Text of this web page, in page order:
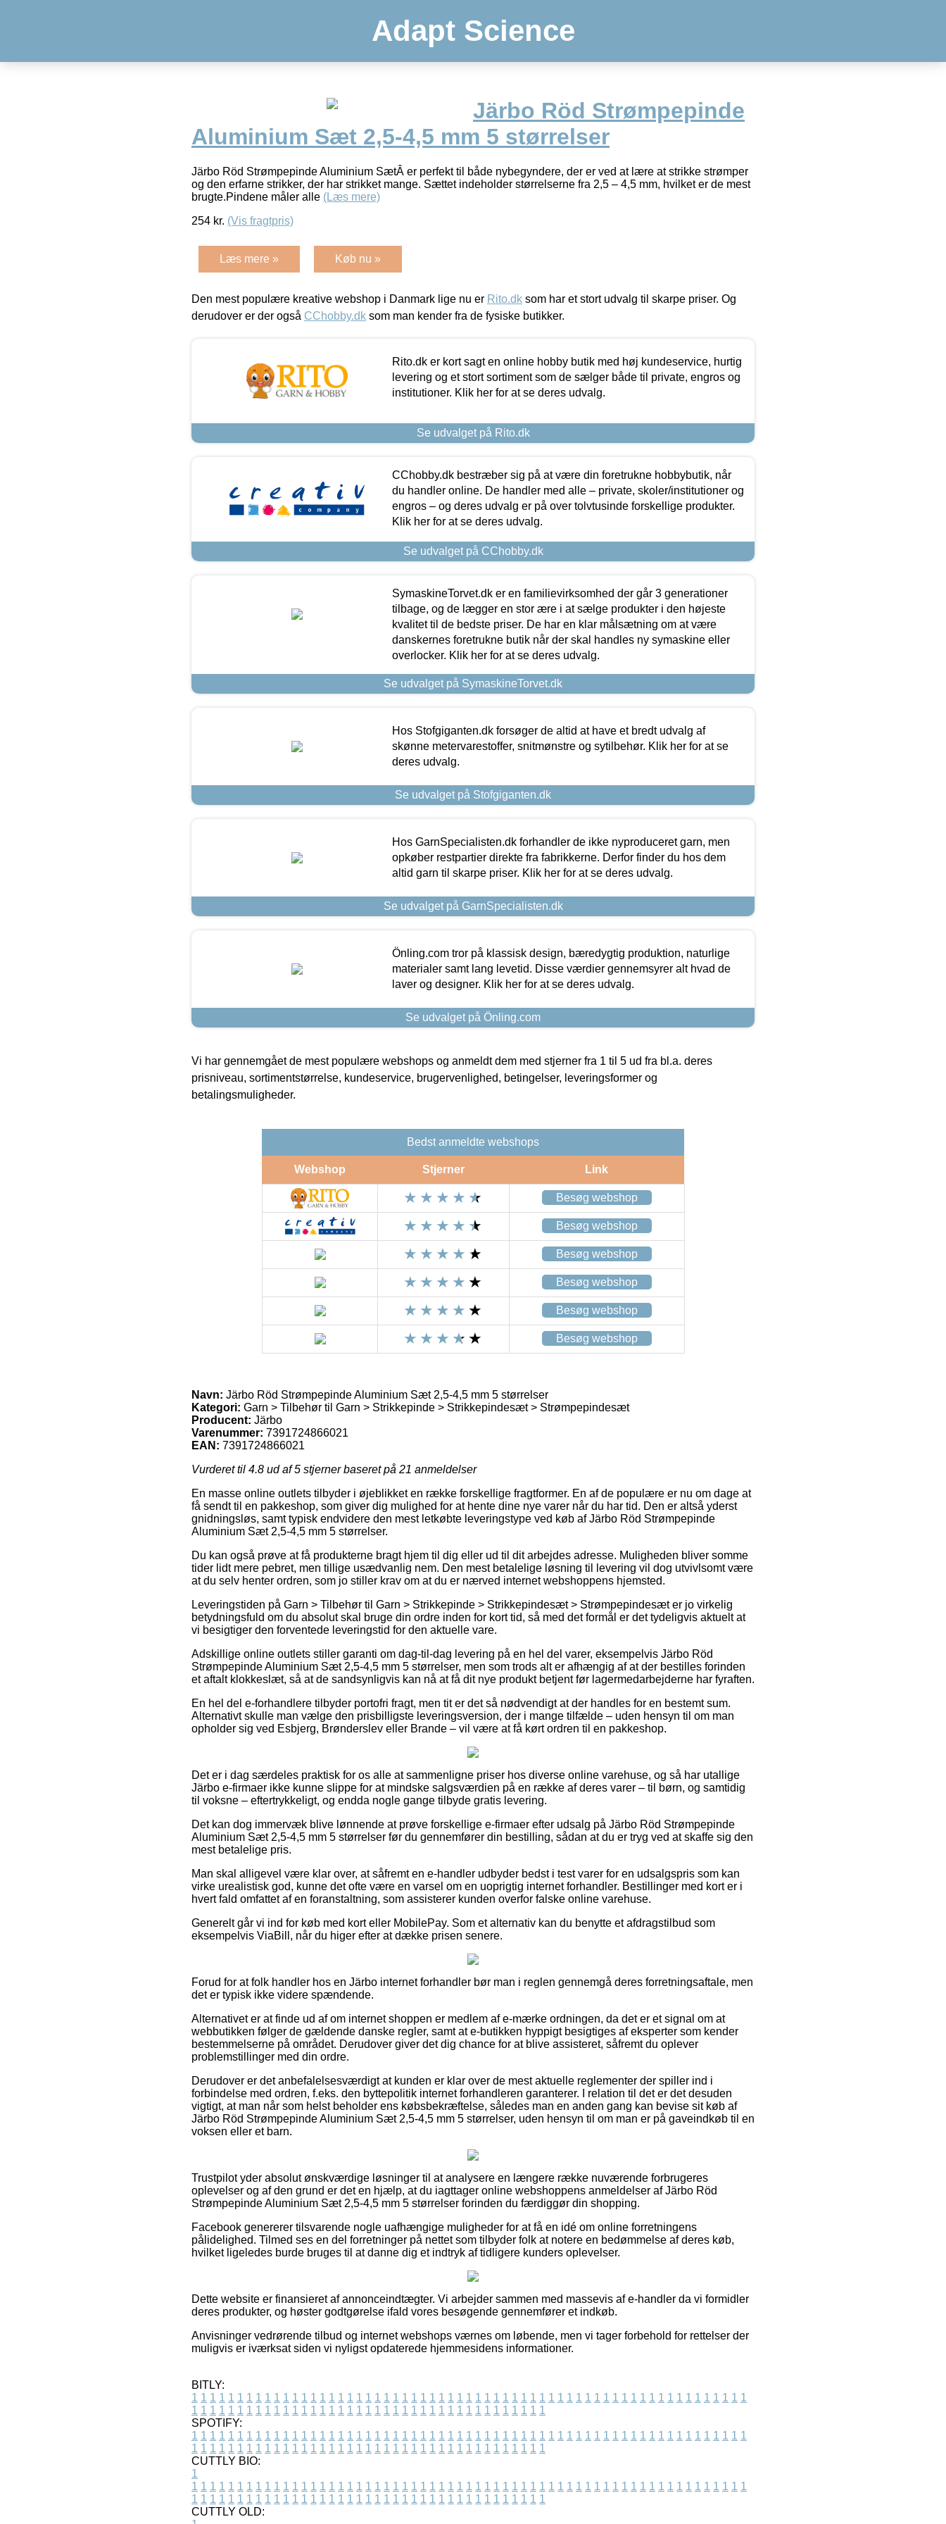
Adapt Science
Järbo Röd Strømpepinde
Aluminium Sæt 2,5-4,5 mm 5 størrelser
Järbo Röd Strømpepinde Aluminium SætÂ er perfekt til både nybegyndere, der er ved at lære at strikke strømper
og den erfarne strikker, der har strikket mange. Sættet indeholder størrelserne fra 2,5 – 4,5 mm, hvilket er de mest
brugte.Pindene måler alle (Læs mere)
254 kr. (Vis fragtpris)
Læs mere » Køb nu »
Den mest populære kreative webshop i Danmark lige nu er Rito.dk som har et stort udvalg til skarpe priser. Og
derudover er der også CChobby.dk som man kender fra de fysiske butikker.
Rito.dk er kort sagt en online hobby butik med høj kundeservice, hurtig
levering og et stort sortiment som de sælger både til private, engros og
institutioner. Klik her for at se deres udvalg.
Se udvalget på Rito.dk
CChobby.dk bestræber sig på at være din foretrukne hobbybutik, når
du handler online. De handler med alle – private, skoler/institutioner og
engros – og deres udvalg er på over tolvtusinde forskellige produkter.
Klik her for at se deres udvalg.
Se udvalget på CChobby.dk
SymaskineTorvet.dk er en familievirksomhed der går 3 generationer
tilbage, og de lægger en stor ære i at sælge produkter i den højeste
kvalitet til de bedste priser. De har en klar målsætning om at være
danskernes foretrukne butik når der skal handles ny symaskine eller
overlocker. Klik her for at se deres udvalg.
Se udvalget på SymaskineTorvet.dk
Hos Stofgiganten.dk forsøger de altid at have et bredt udvalg af
skønne metervarestoffer, snitmønstre og sytilbehør. Klik her for at se
deres udvalg.
Se udvalget på Stofgiganten.dk
Hos GarnSpecialisten.dk forhandler de ikke nyproduceret garn, men
opkøber restpartier direkte fra fabrikkerne. Derfor finder du hos dem
altid garn til skarpe priser. Klik her for at se deres udvalg.
Se udvalget på GarnSpecialisten.dk
Önling.com tror på klassisk design, bæredygtig produktion, naturlige
materialer samt lang levetid. Disse værdier gennemsyrer alt hvad de
laver og designer. Klik her for at se deres udvalg.
Se udvalget på Önling.com
Vi har gennemgået de mest populære webshops og anmeldt dem med stjerner fra 1 til 5 ud fra bl.a. deres
prisniveau, sortimentstørrelse, kundeservice, brugervenlighed, betingelser, leveringsformer og
betalingsmuligheder.
Bedst anmeldte webshops
Webshop Stjerner Link
Besøg webshop
Besøg webshop
Besøg webshop
Besøg webshop
Besøg webshop
Besøg webshop
Navn: Järbo Röd Strømpepinde Aluminium Sæt 2,5-4,5 mm 5 størrelser
Kategori: Garn > Tilbehør til Garn > Strikkepinde > Strikkepindesæt > Strømpepindesæt
Producent: Järbo
Varenummer: 7391724866021
EAN: 7391724866021
Vurderet til 4.8 ud af 5 stjerner baseret på 21 anmeldelser
En masse online outlets tilbyder i øjeblikket en række forskellige fragtformer. En af de populære er nu om dage at
få sendt til en pakkeshop, som giver dig mulighed for at hente dine nye varer når du har tid. Den er altså yderst
gnidningsløs, samt typisk endvidere den mest letkøbte leveringstype ved køb af Järbo Röd Strømpepinde
Aluminium Sæt 2,5-4,5 mm 5 størrelser.
Du kan også prøve at få produkterne bragt hjem til dig eller ud til dit arbejdes adresse. Muligheden bliver somme
tider lidt mere pebret, men tillige usædvanlig nem. Den mest betalelige løsning til levering vil dog utvivlsomt være
at du selv henter ordren, som jo stiller krav om at du er nærved internet webshoppens hjemsted.
Leveringstiden på Garn > Tilbehør til Garn > Strikkepinde > Strikkepindesæt > Strømpepindesæt er jo virkelig
betydningsfuld om du absolut skal bruge din ordre inden for kort tid, så med det formål er det tydeligvis aktuelt at
vi besigtiger den forventede leveringstid for den aktuelle vare.
Adskillige online outlets stiller garanti om dag-til-dag levering på en hel del varer, eksempelvis Järbo Röd
Strømpepinde Aluminium Sæt 2,5-4,5 mm 5 størrelser, men som trods alt er afhængig af at der bestilles forinden
et aftalt klokkeslæt, så at de sandsynligvis kan nå at få dit nye produkt betjent før lagermedarbejderne har fyraften.
En hel del e-forhandlere tilbyder portofri fragt, men tit er det så nødvendigt at der handles for en bestemt sum.
Alternativt skulle man vælge den prisbilligste leveringsversion, der i mange tilfælde – uden hensyn til om man
opholder sig ved Esbjerg, Brønderslev eller Brande – vil være at få kørt ordren til en pakkeshop.
Det er i dag særdeles praktisk for os alle at sammenligne priser hos diverse online varehuse, og så har utallige
Järbo e-firmaer ikke kunne slippe for at mindske salgsværdien på en række af deres varer – til børn, og samtidig
til voksne – eftertrykkeligt, og endda nogle gange tilbyde gratis levering.
Det kan dog immervæk blive lønnende at prøve forskellige e-firmaer efter udsalg på Järbo Röd Strømpepinde
Aluminium Sæt 2,5-4,5 mm 5 størrelser før du gennemfører din bestilling, sådan at du er tryg ved at skaffe sig den
mest betalelige pris.
Man skal alligevel være klar over, at såfremt en e-handler udbyder bedst i test varer for en udsalgspris som kan
virke urealistisk god, kunne det ofte være en varsel om en uoprigtig internet forhandler. Bestillinger med kort er i
hvert fald omfattet af en foranstaltning, som assisterer kunden overfor falske online varehuse.
Generelt går vi ind for køb med kort eller MobilePay. Som et alternativ kan du benytte et afdragstilbud som
eksempelvis ViaBill, når du higer efter at dække prisen senere.
Forud for at folk handler hos en Järbo internet forhandler bør man i reglen gennemgå deres forretningsaftale, men
det er typisk ikke videre spændende.
Alternativet er at finde ud af om internet shoppen er medlem af e-mærke ordningen, da det er et signal om at
webbutikken følger de gældende danske regler, samt at e-butikken hyppigt besigtiges af eksperter som kender
bestemmelserne på området. Derudover giver det dig chance for at blive assisteret, såfremt du oplever
problemstillinger med din ordre.
Derudover er det anbefalelsesværdigt at kunden er klar over de mest aktuelle reglementer der spiller ind i
forbindelse med ordren, f.eks. den byttepolitik internet forhandleren garanterer. I relation til det er det desuden
vigtigt, at man når som helst beholder ens købsbekræftelse, således man en anden gang kan bevise sit køb af
Järbo Röd Strømpepinde Aluminium Sæt 2,5-4,5 mm 5 størrelser, uden hensyn til om man er på gaveindkøb til en
voksen eller et barn.
Trustpilot yder absolut ønskværdige løsninger til at analysere en længere række nuværende forbrugeres
oplevelser og af den grund er det en hjælp, at du iagttager online webshoppens anmeldelser af Järbo Röd
Strømpepinde Aluminium Sæt 2,5-4,5 mm 5 størrelser forinden du færdiggør din shopping.
Facebook genererer tilsvarende nogle uafhængige muligheder for at få en idé om online forretningens
pålidelighed. Tilmed ses en del forretninger på nettet som tilbyder folk at notere en bedømmelse af deres køb,
hvilket ligeledes burde bruges til at danne dig et indtryk af tidligere kunders oplevelser.
Dette website er finansieret af annonceindtægter. Vi arbejder sammen med massevis af e-handler da vi formidler
deres produkter, og høster godtgørelse ifald vores besøgende gennemfører et indkøb.
Anvisninger vedrørende tilbud og internet webshops værnes om løbende, men vi tager forbehold for rettelser der
muligvis er iværksat siden vi nyligst opdaterede hjemmesidens informationer.
BITLY:
1 1 1 1 1 1 1 1 1 1 1 1 1 1 1 1 1 1 1 1 1 1 1 1 1 1 1 1 1 1 1 1 1 1 1 1 1 1 1 1 1 1 1 1 1 1 1 1 1 1 1 1 1 1 1 1 1 1 1 1 1
1 1 1 1 1 1 1 1 1 1 1 1 1 1 1 1 1 1 1 1 1 1 1 1 1 1 1 1 1 1 1 1 1 1 1 1 1 1 1
SPOTIFY:
1 1 1 1 1 1 1 1 1 1 1 1 1 1 1 1 1 1 1 1 1 1 1 1 1 1 1 1 1 1 1 1 1 1 1 1 1 1 1 1 1 1 1 1 1 1 1 1 1 1 1 1 1 1 1 1 1 1 1 1 1
1 1 1 1 1 1 1 1 1 1 1 1 1 1 1 1 1 1 1 1 1 1 1 1 1 1 1 1 1 1 1 1 1 1 1 1 1 1 1
CUTTLY BIO:
1
1 1 1 1 1 1 1 1 1 1 1 1 1 1 1 1 1 1 1 1 1 1 1 1 1 1 1 1 1 1 1 1 1 1 1 1 1 1 1 1 1 1 1 1 1 1 1 1 1 1 1 1 1 1 1 1 1 1 1 1 1
1 1 1 1 1 1 1 1 1 1 1 1 1 1 1 1 1 1 1 1 1 1 1 1 1 1 1 1 1 1 1 1 1 1 1 1 1 1 1
CUTTLY OLD: